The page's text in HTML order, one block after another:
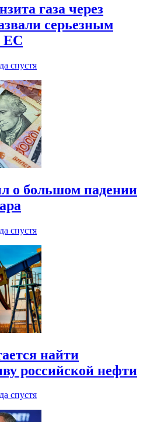
газа через
серьезным
ЕС
спустя
о большом падении
спустя
найти
российской нефти
спустя